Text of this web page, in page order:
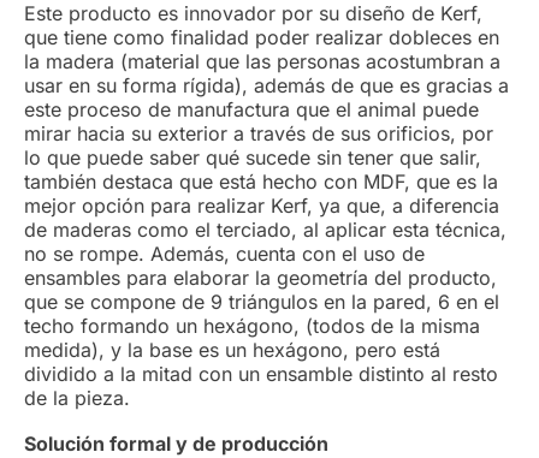
Este producto es innovador por su diseño de Kerf,
que tiene como finalidad poder realizar dobleces en
la madera (material que las personas acostumbran a
usar en su forma rígida), además de que es gracias a
este proceso de manufactura que el animal puede
mirar hacia su exterior a través de sus orificios, por
lo que puede saber qué sucede sin tener que salir,
también destaca que está hecho con MDF, que es la
mejor opción para realizar Kerf, ya que, a diferencia
de maderas como el terciado, al aplicar esta técnica,
no se rompe. Además, cuenta con el uso de
ensambles para elaborar la geometría del producto,
que se compone de 9 triángulos en la pared, 6 en el
techo formando un hexágono, (todos de la misma
medida), y la base es un hexágono, pero está
dividido a la mitad con un ensamble distinto al resto
de la pieza.
Solución formal y de producción